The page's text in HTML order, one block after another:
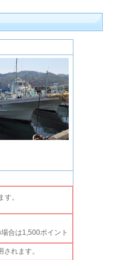
。
合は1,500ポイント
れます。